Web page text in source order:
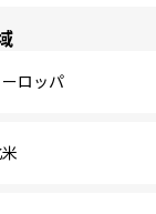
ロッパ